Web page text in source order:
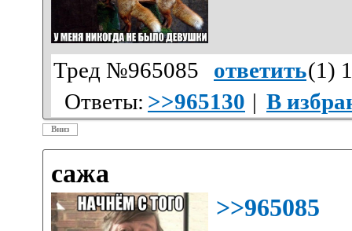
Тред №965085 ответить(1 )
Ответы: >>965130 | В
Вниз
сажа
>>965085